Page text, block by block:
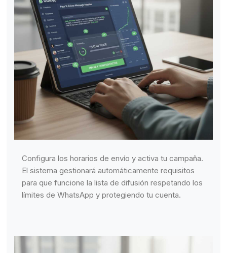
Configura los horarios de envío y activa tu campaña.
El sistema gestionará automáticamente requisitos
para que funcione la lista de difusión respetando los
límites de WhatsApp y protegiendo tu cuenta.